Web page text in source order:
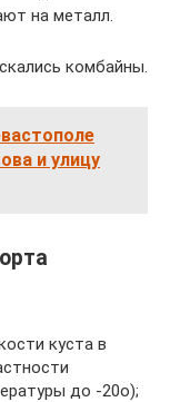
на металл.
комбайны.
и улицу
куста в
до -20о);